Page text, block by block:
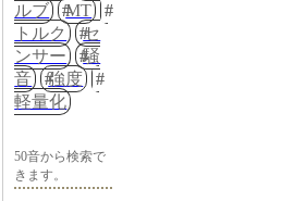
ルブ
MT
トルク
セ
ンサー
騒
音
強度
軽量化
50音から検索で
きます。